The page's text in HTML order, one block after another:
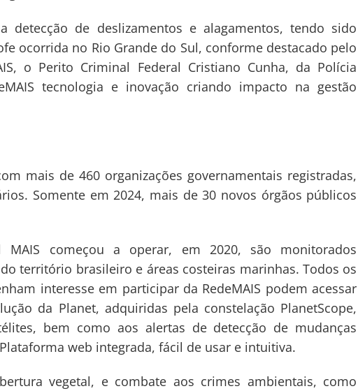
detecção de deslizamentos e alagamentos, tendo sido
ocorrida no Rio Grande do Sul, conforme destacado pelo
o Perito Criminal Federal Cristiano Cunha, da Polícia
tecnologia e inovação criando impacto na gestão
mais de 460 organizações governamentais registradas,
Somente em 2024, mais de 30 novos órgãos públicos
começou a operar, em 2020, são monitorados
território brasileiro e áreas costeiras marinhas. Todos os
interesse em participar da RedeMAIS podem acessar
da Planet, adquiridas pela constelação PlanetScope,
bem como aos alertas de detecção de mudanças
web integrada, fácil de usar e intuitiva.
vegetal, e combate aos crimes ambientais, como